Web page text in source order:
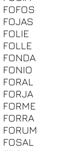
FOFOS
FOJAS
FOLIE
FOLLE
FONDA
FONIO
FORAL
FORJA
FORME
FORRA
FORUM
FOSAL